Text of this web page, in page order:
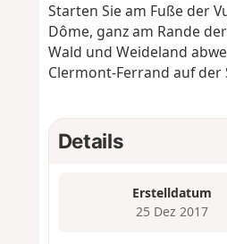
Starten Sie am Fuße der
Dôme, ganz am Rande
Wald und Weideland
Clermont-Ferrand auf der
Details
Erstelldatum
25 Dez 2017